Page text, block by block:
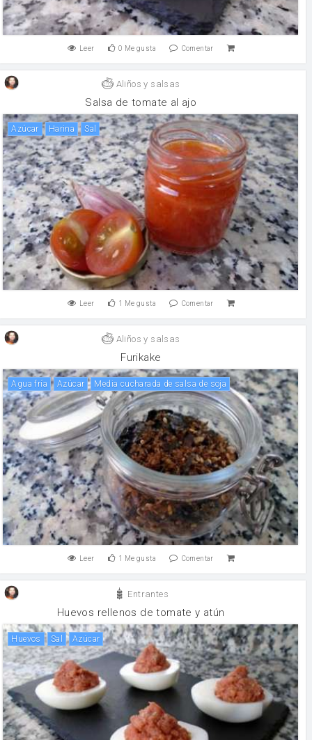
Leer 0 Me gusta Comentar
Aliños y salsas
Salsa de tomate al ajo
Azúcar harina sal
Leer 1 Me gusta Comentar
Aliños y salsas
Furikake
Agua fría Azúcar Media cucharada de salsa de soja
Leer 1 Me gusta Comentar
Entrantes
Huevos rellenos de tomate y atún
huevos sal Azúcar